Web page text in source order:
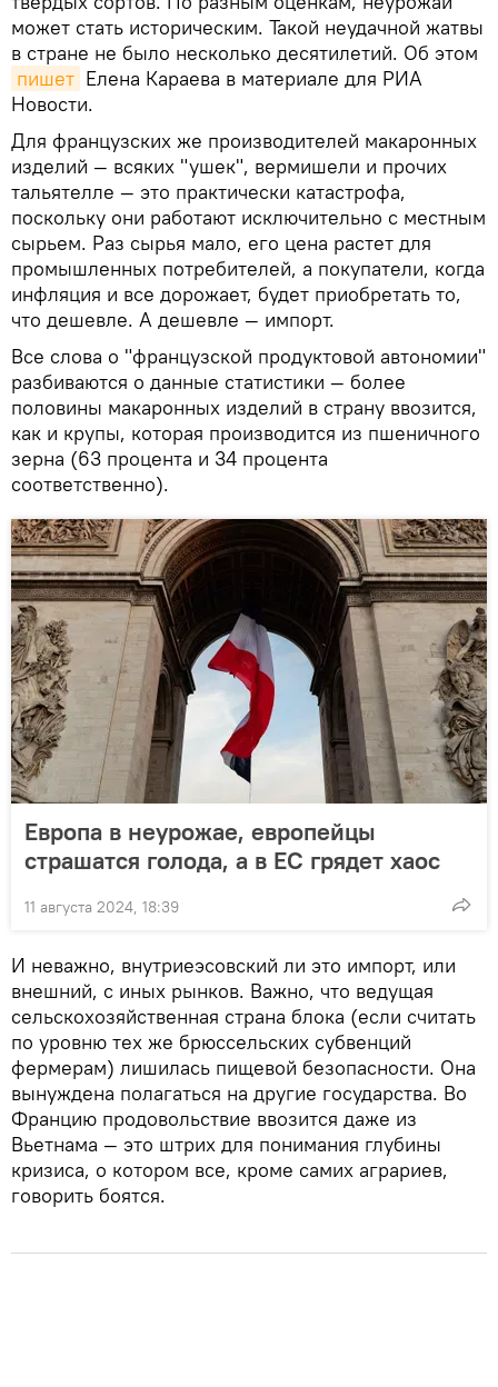
может стать историческим. Такой неудачной жатвы
в стране не было несколько десятилетий. Об этом
пишет Елена Караева в материале для РИА
Новости.
Для французских же производителей макаронных
изделий — всяких "ушек", вермишели и прочих
тальятелле — это практически катастрофа,
поскольку они работают исключительно с местным
сырьем. Раз сырья мало, его цена растет для
промышленных потребителей, а покупатели, когда
инфляция и все дорожает, будет приобретать то,
что дешевле. А дешевле — импорт.
Все слова о "французской продуктовой автономии"
разбиваются о данные статистики — более
половины макаронных изделий в страну ввозится,
как и крупы, которая производится из пшеничного
зерна (63 процента и 34 процента
соответственно).
Европа в неурожае, европейцы
страшатся голода, а в ЕС грядет хаос
11 августа 2024, 18:39
И неважно, внутриеэсовский ли это импорт, или
внешний, с иных рынков. Важно, что ведущая
сельскохозяйственная страна блока (если считать
по уровню тех же брюссельских субвенций
фермерам) лишилась пищевой безопасности. Она
вынуждена полагаться на другие государства. Во
Францию продовольствие ввозится даже из
Вьетнама — это штрих для понимания глубины
кризиса, о котором все, кроме самих аграриев,
говорить боятся.